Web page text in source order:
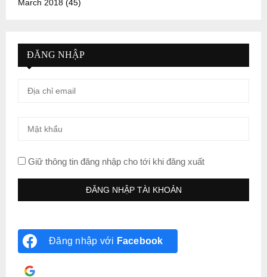
March 2018 (45)
ĐĂNG NHẬP
Giữ thông tin đăng nhập cho tới khi đăng xuất
Đăng nhập với Facebook